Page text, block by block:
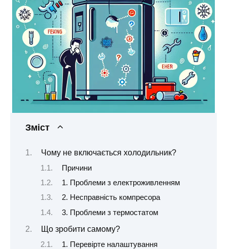
Зміст
Чому не включається холодильник?
Причини
1. Проблеми з електроживленням
2. Несправність компресора
3. Проблеми з термостатом
Що зробити самому?
1. Перевірте налаштування